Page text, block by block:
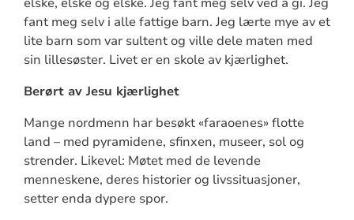
fant meg selv i alle fattige barn. Jeg lærte mye av et
lite barn som var sultent og ville dele maten med
sin lillesøster. Livet er en skole av kjærlighet.
Berørt av Jesu kjærlighet
Mange nordmenn har besøkt «faraoenes» flotte
land – med pyramidene, sfinxen, museer, sol og
strender. Likevel: Møtet med de levende
menneskene, deres historier og livssituasjoner,
setter enda dypere spor.